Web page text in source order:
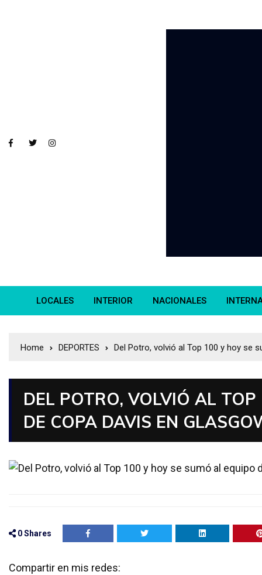
LOCALES INTERIOR NACIONALES
Home DEPORTES Del Potro, volvió al Top 100 y hoy se
DEL POTRO, VOLVIÓ AL
DE COPA DAVIS EN
0Shares
Compartir en mis redes: